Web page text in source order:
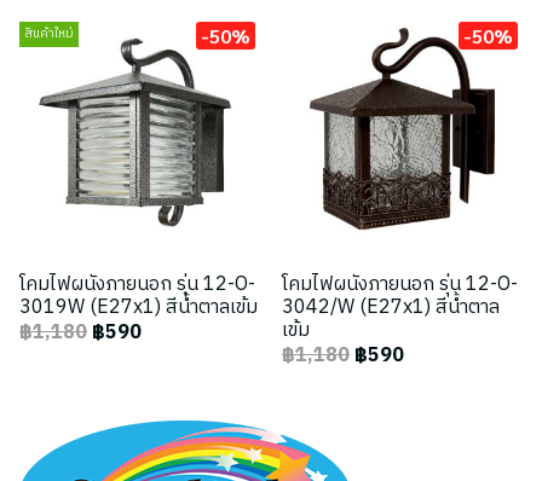
สินค้าใหม่ -50%
โคมไฟผนังภายนอก รุ่น 12-O-
3019W (E27x1) สีน้ำตาลเข้ม
฿1,180฿590
-50%
โคมไฟผนังภายนอก รุ่น 12-O-
3042/W (E27x1) สีน้ำตาล
เข้ม
฿1,180฿590